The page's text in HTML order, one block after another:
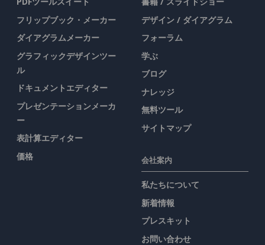
フリップブック・メーカー
ダイアグラムメーカー
グラフィックデザインツー
ル
ドキュメントエディター
プレゼンテーションメーカ
ー
表計算エディター
価格
デザイン / ダイアグラム
フォーラム
学ぶ
ブログ
ナレッジ
無料ツール
サイトマップ
会社案内
私たちについて
新着情報
プレスキット
お問い合わせ